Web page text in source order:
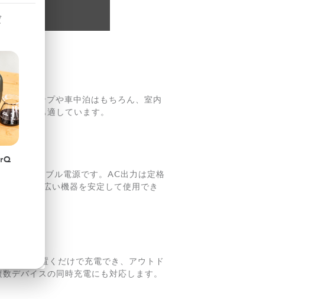
。キャンプや車中泊はもちろん、室内
る方にも適しています。
たポータブル電源です。AC出力は定格
など幅広い機器を安定して使用でき
ォンを置くだけで充電でき、アウトド
デバイスの同時充電にも対応します。
ONEティピー & グラ
ンドシート
デイトナアウトドア